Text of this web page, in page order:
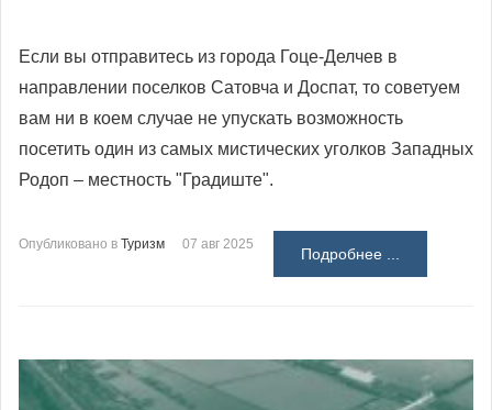
Если вы отправитесь из города Гоце-Делчев в
направлении поселков Сатовча и Доспат, то советуем
вам ни в коем случае не упускать возможность
посетить один из самых мистических уголков Западных
Родоп – местность "Градиште".
Опубликовано в Туризм 07 авг 2025
Подробнее ...